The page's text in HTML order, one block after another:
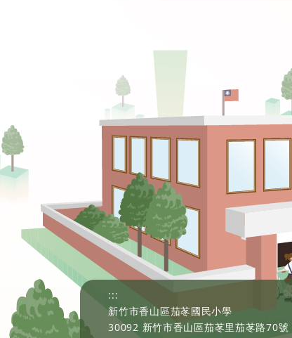
:::
新竹市香山區茄苳國民小學
30092 新竹市香山區茄苳里茄苳路70號